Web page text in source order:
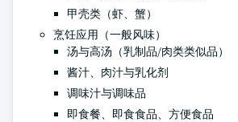
甲壳类（虾、蟹）
烹饪应用（一般风味）
汤与高汤（乳制品/肉类类似品）
酱汁、肉汁与乳化剂
调味汁与调味品
即食餐、即食食品、方便食品